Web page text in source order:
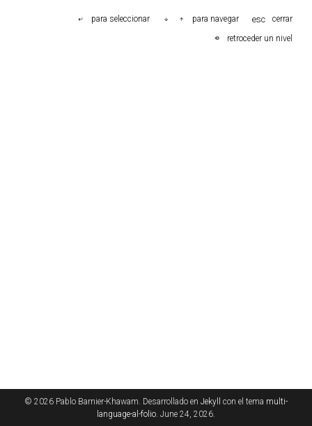
© 2026 Pablo Barnier-Khawam. Desarrollado en Jekyll con el tema multi-
language-al-folio. June 24, 2026.
para seleccionar para navegar esc
cerrar
retroceder un nivel